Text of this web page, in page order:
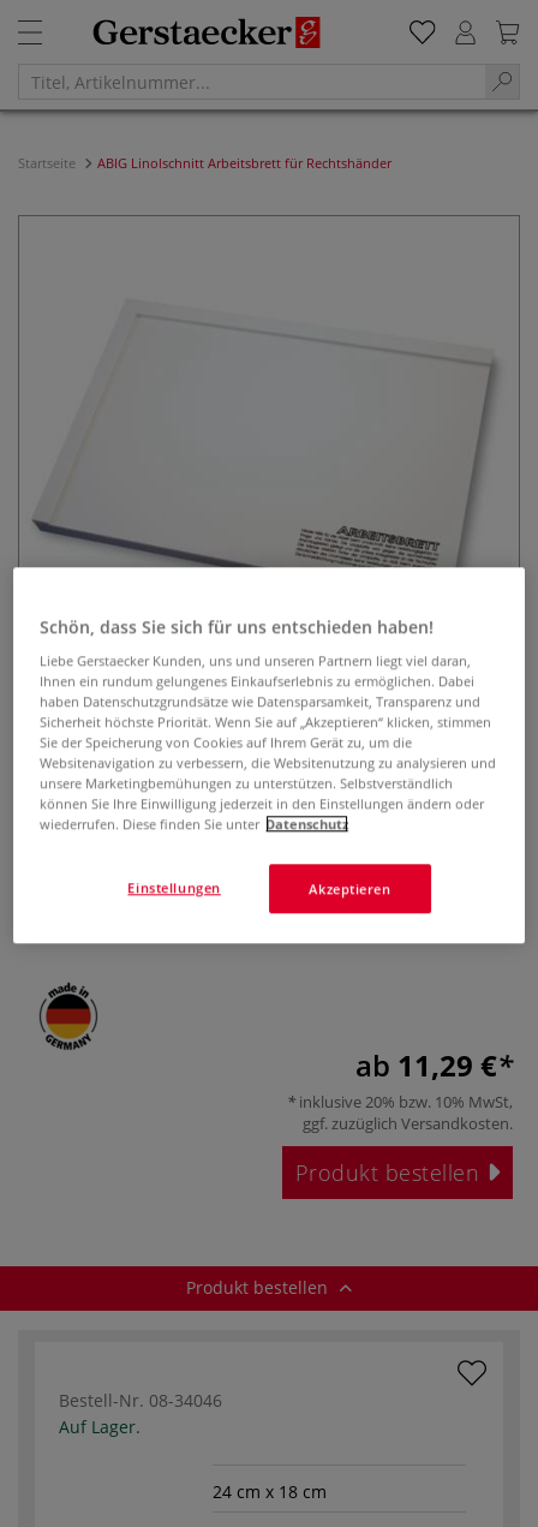
Startseite ABIG Linolschnitt Arbeitsbrett für Rechtshänder
ABIG Linolschnitt Arbeitsbrett für
Rechtshänder
1 Bewertung
Anlegeleiste zur Arretierung an der Tischkante. Kunststoff
ab 11,29 €
inklusive 20% bzw. 10% MwSt,
ggf. zuzüglich Versandkosten.
Produkt bestellen
Produkt bestellen
Bestell-Nr. 08-34046
Auf Lager.
24 cm x 18 cm
Schön, dass Sie sich für uns entschieden haben!
Liebe Gerstaecker Kunden, uns und unseren Partnern liegt viel daran,
Ihnen ein rundum gelungenes Einkaufserlebnis zu ermöglichen. Dabei
haben Datenschutzgrundsätze wie Datensparsamkeit, Transparenz und
Sicherheit höchste Priorität. Wenn Sie auf „Akzeptieren“ klicken, stimmen
Sie der Speicherung von Cookies auf Ihrem Gerät zu, um die
Websitenavigation zu verbessern, die Websitenutzung zu analysieren und
unsere Marketingbemühungen zu unterstützen. Selbstverständlich
können Sie Ihre Einwilligung jederzeit in den Einstellungen ändern oder
wiederrufen. Diese finden Sie unter Datenschutz
Akzeptieren
Einstellungen